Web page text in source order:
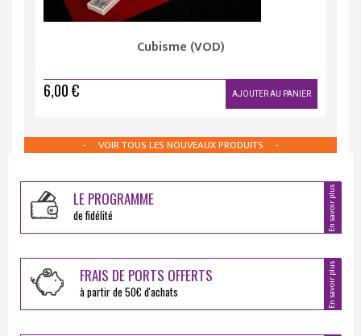
Cubisme (VOD)
6,00 € AJOUTER AU PANIER
VOIR TOUS LES NOUVEAUX PRODUITS
LE PROGRAMME
de fidélité En savoir plus
FRAIS DE PORTS OFFERTS
à partir de 50€ d'achats En savoir plus